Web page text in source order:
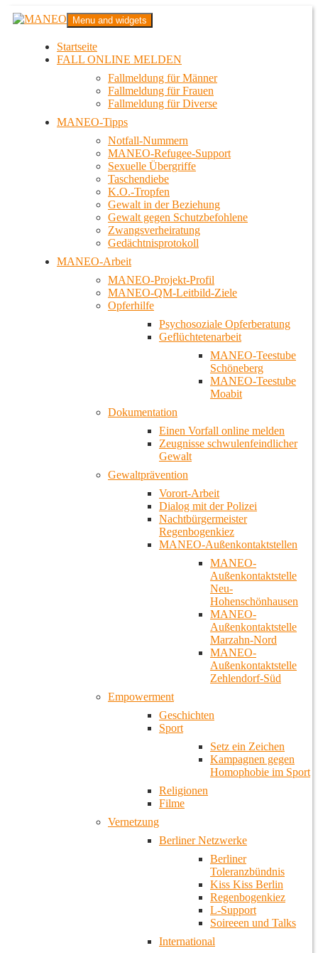
Zum
InhaltMANEO
Das schwule Anti-Gewalt-Projekt in Berlin
Menu and widgets
Startseite
FALL ONLINE MELDEN
Fallmeldung für Männer
Fallmeldung für Frauen
Fallmeldung für Diverse
MANEO-Tipps
Notfall-Nummern
MANEO-Refugee-Support
Sexuelle Übergriffe
Taschendiebe
K.O.-Tropfen
Gewalt in der Beziehung
Gewalt gegen Schutzbefohlene
Zwangsverheiratung
Gedächtnisprotokoll
MANEO-Arbeit
MANEO-Projekt-Profil
MANEO-QM-Leitbild-Ziele
Opferhilfe
Psychosoziale Opferberatung
Geflüchtetenarbeit
MANEO-Teestube
Schöneberg
MANEO-Teestube
Moabit
Dokumentation
Einen Vorfall online melden
Zeugnisse schwulenfeindlicher
Gewalt
Gewaltprävention
Vorort-Arbeit
Dialog mit der Polizei
Nachtbürgermeister
Regenbogenkiez
MANEO-Außenkontaktstellen
MANEO-
Außenkontaktstelle
Neu-
Hohenschönhausen
MANEO-
Außenkontaktstelle
Marzahn-Nord
MANEO-
Außenkontaktstelle
Zehlendorf-Süd
Empowerment
Geschichten
Sport
Setz ein Zeichen
Kampagnen gegen
Homophobie im Sport
Religionen
Filme
Vernetzung
Berliner Netzwerke
Berliner
Toleranzbündnis
Kiss Kiss Berlin
Regenbogenkiez
L-Support
Soireeen und Talks
International